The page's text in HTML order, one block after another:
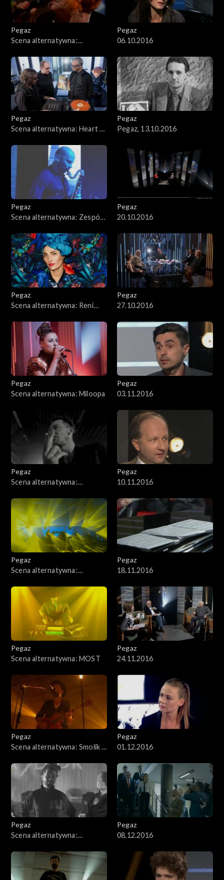
Pegaz
Scena alternatywna:
Rogiński
Pegaz
06.10.2016
Pegaz
Scena alternatywna: Heart &
Pegaz
Pegaz, 13.10.2016
Pegaz
Scena alternatywna: Zespół
Pegaz
20.10.2016
Pegaz
Scena alternatywna: Reni
Pegaz
27.10.2016
Pegaz
Scena alternatywna: Miloopa
Pegaz
03.11.2016
Pegaz
Scena alternatywna:
gośćmi
Pegaz
10.11.2016
Pegaz
Scena alternatywna:
Pegaz
18.11.2016
Pegaz
Scena alternatywna: MOST
Pegaz
24.11.2016
Pegaz
Scena alternatywna: Smolik /
Pegaz
01.12.2016
Pegaz
Scena alternatywna:
Pegaz
08.12.2016